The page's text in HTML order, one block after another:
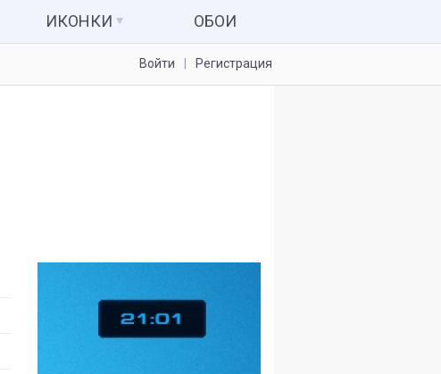
ИКОНКИ
Иконки для папок
ОБОИ
Войти Регистрация